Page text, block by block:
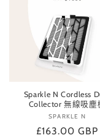
Sparkle N Cordless
Collector 無線吸塵
廠
商：
SPARKLE N
定
£163.00 GBP